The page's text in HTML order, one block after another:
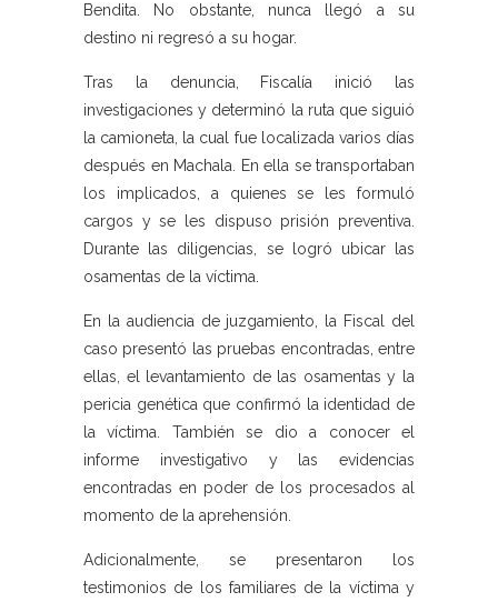
Bendita. No obstante, nunca llegó a su
destino ni regresó a su hogar.
Tras la denuncia, Fiscalía inició las
investigaciones y determinó la ruta que siguió
la camioneta, la cual fue localizada varios días
después en Machala. En ella se transportaban
los implicados, a quienes se les formuló
cargos y se les dispuso prisión preventiva.
Durante las diligencias, se logró ubicar las
osamentas de la víctima.
En la audiencia de juzgamiento, la Fiscal del
caso presentó las pruebas encontradas, entre
ellas, el levantamiento de las osamentas y la
pericia genética que confirmó la identidad de
la víctima. También se dio a conocer el
informe investigativo y las evidencias
encontradas en poder de los procesados al
momento de la aprehensión.
Adicionalmente, se presentaron los
testimonios de los familiares de la víctima y